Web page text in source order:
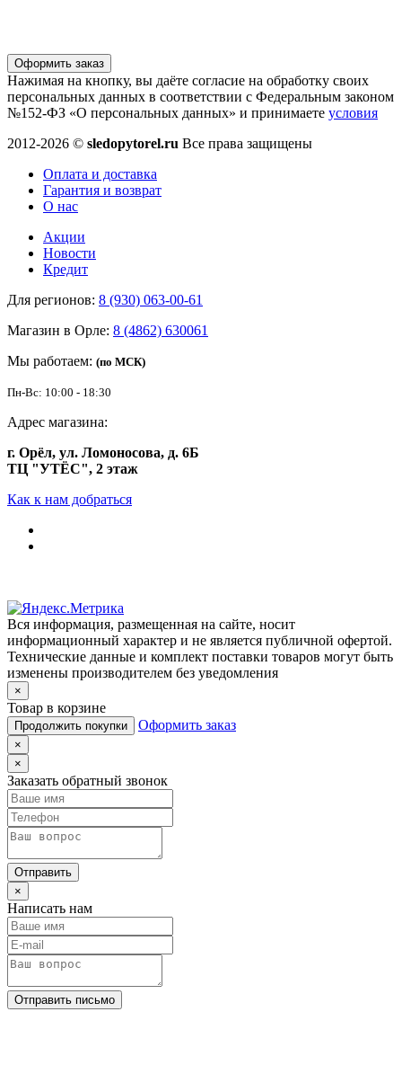
Оформить заказ
Нажимая на кнопку, вы даёте согласие на обработку своих
персональных данных в соответствии с Федеральным законом
№152-ФЗ «О персональных данных» и принимаете условия
2012-2026 © sledopytorel.ru Все права защищены
Оплата и доставка
Гарантия и возврат
О нас
Акции
Новости
Кредит
Для регионов: 8 (930) 063-00-61
Магазин в Орле: 8 (4862) 630061
Мы работаем: (по МСК)
Пн-Вс: 10:00 - 18:30
Адрес магазина:
г. Орёл, ул. Ломоносова, д. 6Б
ТЦ "УТЁС", 2 этаж
Как к нам добраться
Вся информация, размещенная на сайте, носит
информационный характер и не является публичной офертой.
Технические данные и комплект поставки товаров могут быть
изменены производителем без уведомления
×
Товар в корзине
Продолжить покупки Оформить заказ
×
×
Заказать обратный звонок
Отправить
×
Написать нам
Отправить письмо